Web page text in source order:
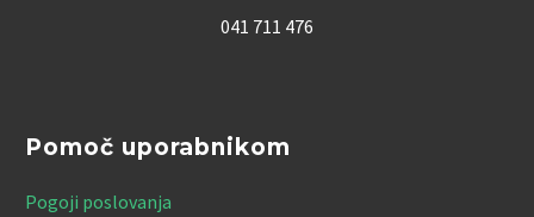
041 711 476
Pomoč uporabnikom
Pogoji poslovanja